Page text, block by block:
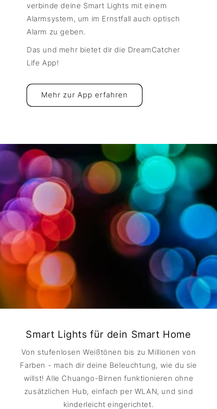
verbinde deine Smart Lights mit einem
Alarmsystem, um im Ernstfall auch optisch
Alarm zu geben.
Das und mehr bietet dir die DreamCatcher
Life App!
Mehr zur App erfahren
Smart Lights für dein Smart Home
Von stufenlosen Weißtönen bis zu Millionen von
Farben - mach dir deine Beleuchtung, wie du sie
willst! Alle Chuango-Birnen funktionieren ohne
zusätzlichen Hub, einfach per WLAN, und sind
kinderleicht eingerichtet.